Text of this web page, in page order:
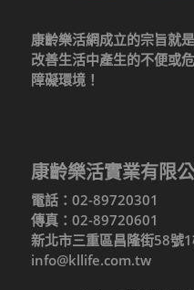
康齡樂活網成立的宗旨就
改善生活中產生的不便或
障礙環境！
康齡樂活實業有限
電話：02-89720301
傳真：02-89720601
新北市三重區昌隆街58號
info@kllife.com.tw